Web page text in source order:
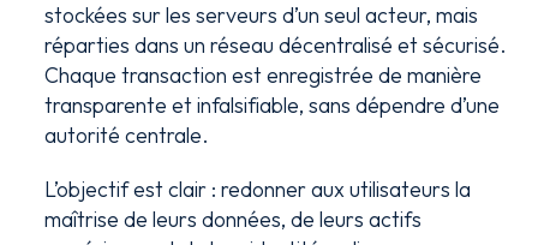
stockées sur les serveurs d’un seul acteur, mais
réparties dans un réseau décentralisé et sécurisé.
Chaque transaction est enregistrée de manière
transparente et infalsifiable, sans dépendre d’une
autorité centrale.
L’objectif est clair : redonner aux utilisateurs la
maîtrise de leurs données, de leurs actifs